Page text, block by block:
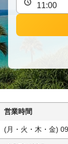
営業時間
(月・火・木・金)